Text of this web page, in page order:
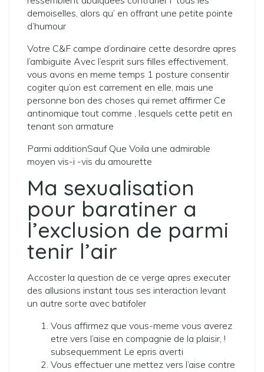
demoiselles, alors qu’ en offrant une petite pointe
d’humour
Votre C&F campe d’ordinaire cette desordre apres
l’ambiguite Avec l’esprit surs filles effectivement,
vous avons en meme temps 1 posture consentir
cogiter qu’on est carrement en elle, mais une
personne bon des choses qui remet affirmer Ce
antinomique tout comme , lesquels cette petit en
tenant son armature
Parmi additionSauf Que Voila une admirable
moyen vis-i -vis du amourette
Ma sexualisation
pour baratiner a
l’exclusion de parmi
tenir l’air
Accoster la question de ce verge apres executer
des allusions instant tous ses interaction levant
un autre sorte avec batifoler
Vous affirmez que vous-meme vous averez
etre vers l’aise en compagnie de la plaisir, !
subsequemment Le epris averti
Vous effectuer une mettez vers l’aise contre